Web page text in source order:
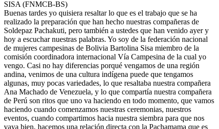
SISA (FNMCB-BS)
Buenas tardes yo quisiera resaltar lo que es el trabajo que se ha
realizado la preparación que han hecho nuestras compañeras de
Soldepaz Pachakuti, pero también a ustedes que han venido ayer y
hoy a escuchar nuestras palabras. Yo soy de la federación nacional
de mujeres campesinas de Bolivia Bartolina Sisa miembro de la
comisión coordinadora internacional Vía Campesina de la cual yo
vengo. Casi no hay diferencias porqué vengamos de una región
andina, venimos de una cultura indígena puede que tengamos
algunas, muy pocas variedades, lo que resaltaba nuestra compañera
Ana Machado de Venezuela, y lo que compartía nuestra compañera
de Perú son ritos que uno va haciendo en todo momento, que vamos
haciendo cuando comenzamos nuestras ceremonias, nuestros
eventos, cuando compartimos hacia nuestra siembra para que nos
vaya bien, hacemos una relación directa con la Pachamama que es